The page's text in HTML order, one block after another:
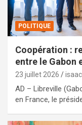
POLITIQUE
Coopération :
entre le Gabon
23 juillet 2026 isaac
AD – Libreville
en France, le